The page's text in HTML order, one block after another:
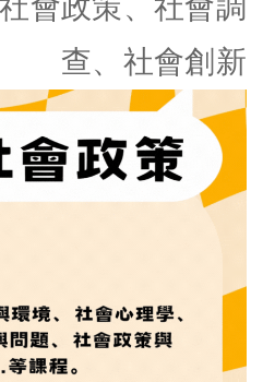
會政策、社會調
查、社會創新